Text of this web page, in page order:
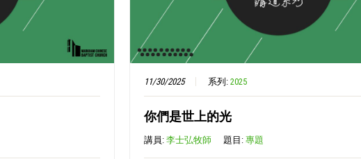
11/30/2025 系列: 2025
你們是世上的光
講員: 李士弘牧師 題目: 專題